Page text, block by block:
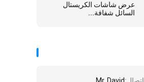
عرض شاشات الكريستال
السائل شفافة...